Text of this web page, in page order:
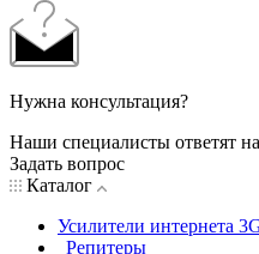
Нужна консультация?
Наши специалисты ответят
Задать вопрос
Каталог
Усилители интернета
Репитеры